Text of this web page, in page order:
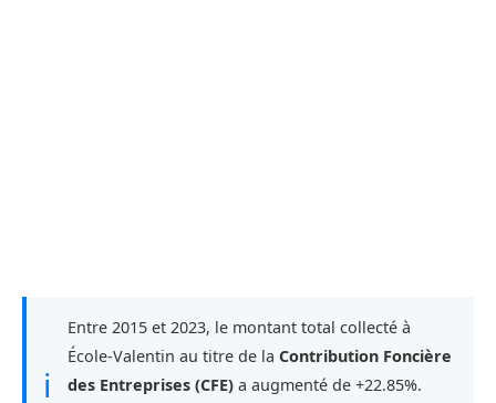
ℹ
Entre 2015 et 2023, le montant total collecté à
École-Valentin au titre de la Contribution Foncière
des Entreprises (CFE) a augmenté de +22.85%.